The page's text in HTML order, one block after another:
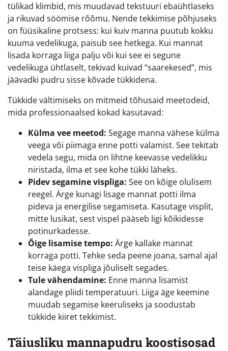
tülikad klimbid, mis muudavad tekstuuri ebaühtlaseks
ja rikuvad söömise rõõmu. Nende tekkimise põhjuseks
on füüsikaline protsess: kui kuiv manna puutub kokku
kuuma vedelikuga, paisub see hetkega. Kui mannat
lisada korraga liiga palju või kui see ei segune
vedelikuga ühtlaselt, tekivad kuivad “saarekesed”, mis
jäävadki pudru sisse kõvade tükkidena.
Tükkide vältimiseks on mitmeid tõhusaid meetodeid,
mida professionaalsed kokad kasutavad:
Külma vee meetod: Segage manna vähese külma
veega või piimaga enne potti valamist. See tekitab
vedela segu, mida on lihtne keevasse vedelikku
niristada, ilma et see kohe tükki läheks.
Pidev segamine vispliga: See on kõige olulisem
reegel. Ärge kunagi lisage mannat potti ilma
pideva ja energilise segamiseta. Kasutage visplit,
mitte lusikat, sest vispel pääseb ligi kõikidesse
potinurkadesse.
Õige lisamise tempo: Ärge kallake mannat
korraga potti. Tehke seda peene joana, samal ajal
teise käega vispliga jõuliselt segades.
Tule vähendamine: Enne manna lisamist
alandage pliidi temperatuuri. Liiga äge keemine
muudab segamise keeruliseks ja soodustab
tükkide kiiret tekkimist.
Täiusliku mannapudru koostisosad